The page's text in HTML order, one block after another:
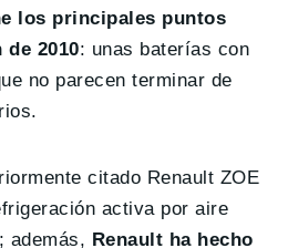
los principales puntos
2010: unas baterías con
no parecen terminar de
citado Renault ZOE
activa por aire
además, Renault ha hecho